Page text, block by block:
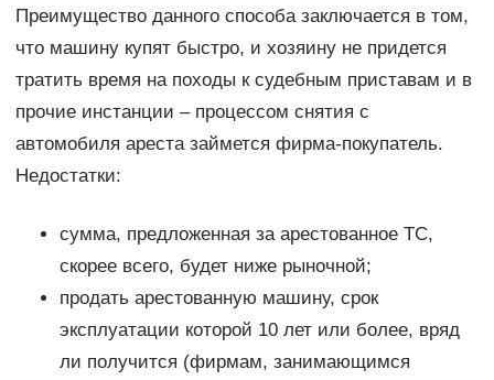
Преимущество данного способа заключается в том,
что машину купят быстро, и хозяину не придется
тратить время на походы к судебным приставам и в
прочие инстанции – процессом снятия с
автомобиля ареста займется фирма-покупатель.
Недостатки:
сумма, предложенная за арестованное ТС,
скорее всего, будет ниже рыночной;
продать арестованную машину, срок
эксплуатации которой 10 лет или более, вряд
ли получится (фирмам, занимающимся